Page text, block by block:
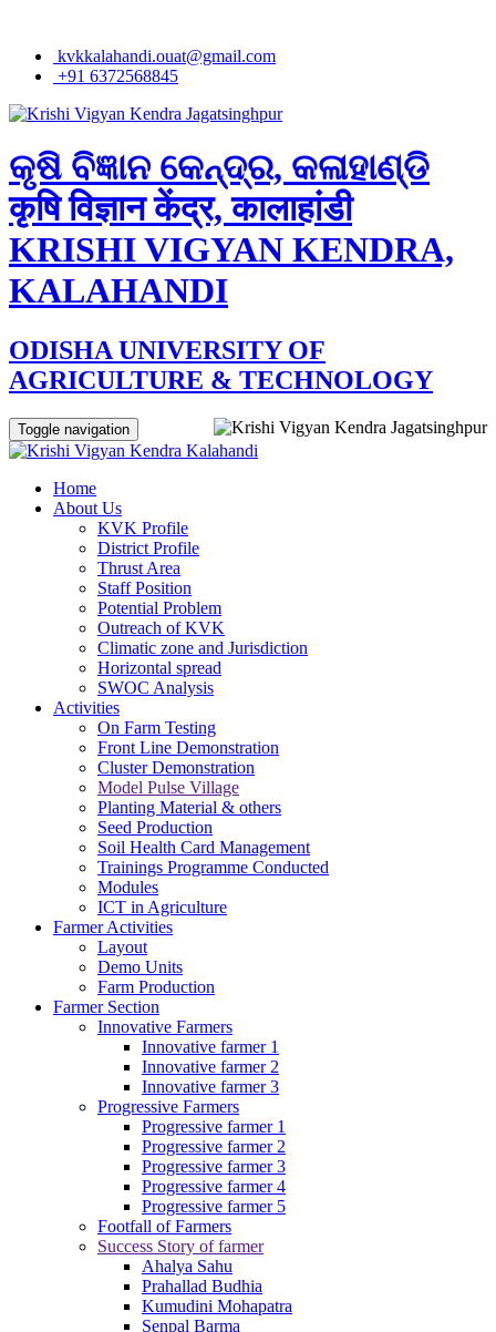
kvkkalahandi.ouat@gmail.com
+91 6372568845
କୃଷି ବିଜ୍ଞାନ କେନ୍ଦ୍ର, କଳାହାଣ୍ଡି
कृषि विज्ञान केंद्र, कालाहांडी
KRISHI VIGYAN KENDRA,
KALAHANDI
ODISHA UNIVERSITY OF
AGRICULTURE & TECHNOLOGY
Toggle navigation
Home
About Us
KVK Profile
District Profile
Thrust Area
Staff Position
Potential Problem
Outreach of KVK
Climatic zone and Jurisdiction
Horizontal spread
SWOC Analysis
Activities
On Farm Testing
Front Line Demonstration
Cluster Demonstration
Model Pulse Village
Planting Material & others
Seed Production
Soil Health Card Management
Trainings Programme Conducted
Modules
ICT in Agriculture
Farmer Activities
Layout
Demo Units
Farm Production
Farmer Section
Innovative Farmers
Innovative farmer 1
Innovative farmer 2
Innovative farmer 3
Progressive Farmers
Progressive farmer 1
Progressive farmer 2
Progressive farmer 3
Progressive farmer 4
Progressive farmer 5
Footfall of Farmers
Success Story of farmer
Ahalya Sahu
Prahallad Budhia
Kumudini Mohapatra
Senpal Barma